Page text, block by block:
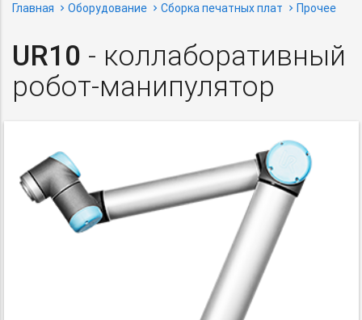
Главная Оборудование Сборка печатных плат Прочее
UR10 - коллаборативный
робот-манипулятор